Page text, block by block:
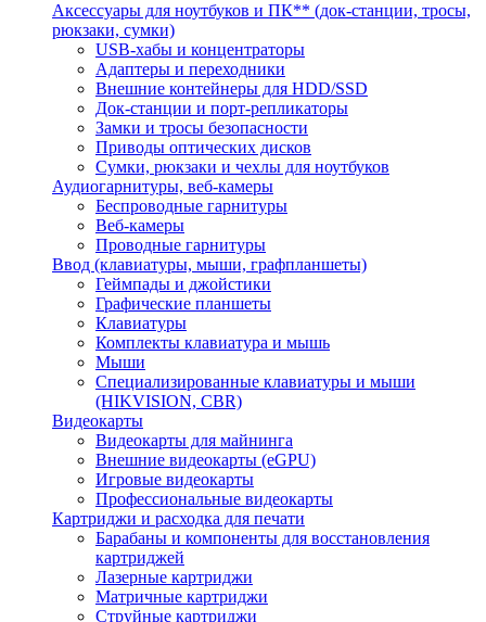
Аксессуары для ноутбуков и ПК** (док-станции, тросы,
рюкзаки, сумки)
USB-хабы и концентраторы
Адаптеры и переходники
Внешние контейнеры для HDD/SSD
Док-станции и порт-репликаторы
Замки и тросы безопасности
Приводы оптических дисков
Сумки, рюкзаки и чехлы для ноутбуков
Аудиогарнитуры, веб-камеры
Беспроводные гарнитуры
Веб-камеры
Проводные гарнитуры
Ввод (клавиатуры, мыши, графпланшеты)
Геймпады и джойстики
Графические планшеты
Клавиатуры
Комплекты клавиатура и мышь
Мыши
Специализированные клавиатуры и мыши
(HIKVISION, CBR)
Видеокарты
Видеокарты для майнинга
Внешние видеокарты (eGPU)
Игровые видеокарты
Профессиональные видеокарты
Картриджи и расходка для печати
Барабаны и компоненты для восстановления
картриджей
Лазерные картриджи
Матричные картриджи
Струйные картриджи